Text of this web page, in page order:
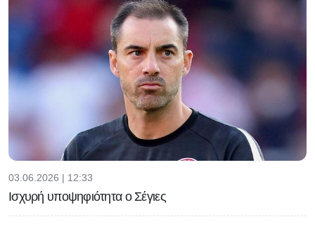
03.06.2026 | 12:33
Ισχυρή υποψηφιότητα ο Σέγιες